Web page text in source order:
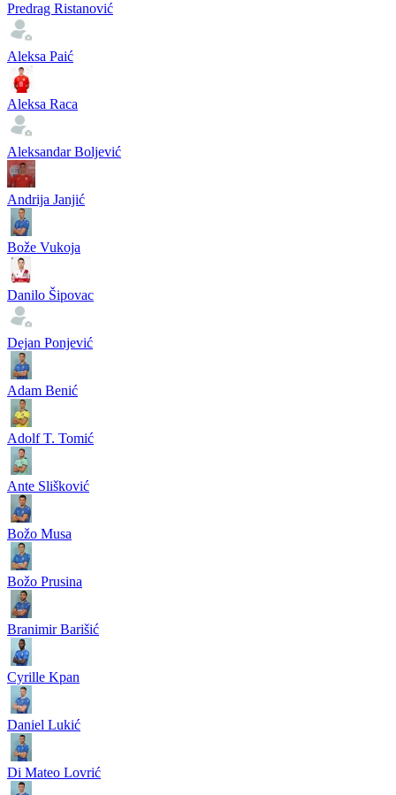
Predrag Ristanović
Aleksa Paić
Aleksa Raca
Aleksandar Boljević
Andrija Janjić
Bože Vukoja
Danilo Šipovac
Dejan Ponjević
Adam Benić
Adolf T. Tomić
Ante Slišković
Božo Musa
Božo Prusina
Branimir Barišić
Cyrille Kpan
Daniel Lukić
Di Mateo Lovrić